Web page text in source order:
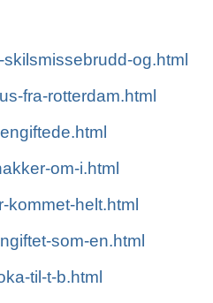
og.html
fra-rotterdam.html
om-i.html
helt.html
som-en.html
til-t-b.html